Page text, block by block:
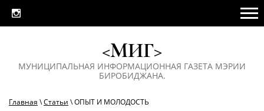
<МИГ>
МУНИЦИПАЛЬНАЯ ИНФОРМАЦИОННАЯ ГАЗЕТА МЭРИИ
БИРОБИДЖАНА.
Главная \Статьи \ ОПЫТ И МОЛОДОСТЬ